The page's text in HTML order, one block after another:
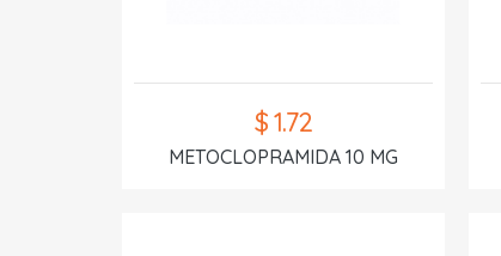
$ 1.72
METOCLOPRAMIDA 10 MG